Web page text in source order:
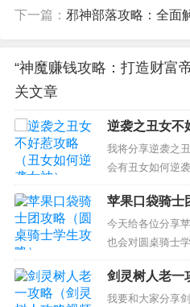
下一篇： 邪神部落攻略：全面解析
“神魔赚钱攻略：打造财富
关文章
逆袭之丑女不
神）
我将分享逆袭之
会有丑女如何逆
现在的问题！ 本
袭高富帅？ 2、
神？ 3、“丑女”
么逆袭，变漂亮
1、...
苹果口袋骑士
略）
今天给各位分享
也会对圆桌骑士
决你现在面临的
吧！ 本文目录一
得 2、爆莉萌天
剑灵树人老一
唤）
我要和大家分享